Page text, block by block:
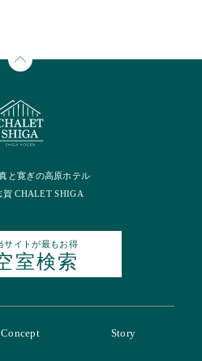
と寛ぎの高原ホテル
賀 CHALET SHIGA
サイトが最もお得
室検索
Concept Story